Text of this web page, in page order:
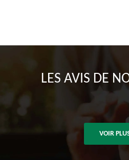
LES AVIS DE
VOIR